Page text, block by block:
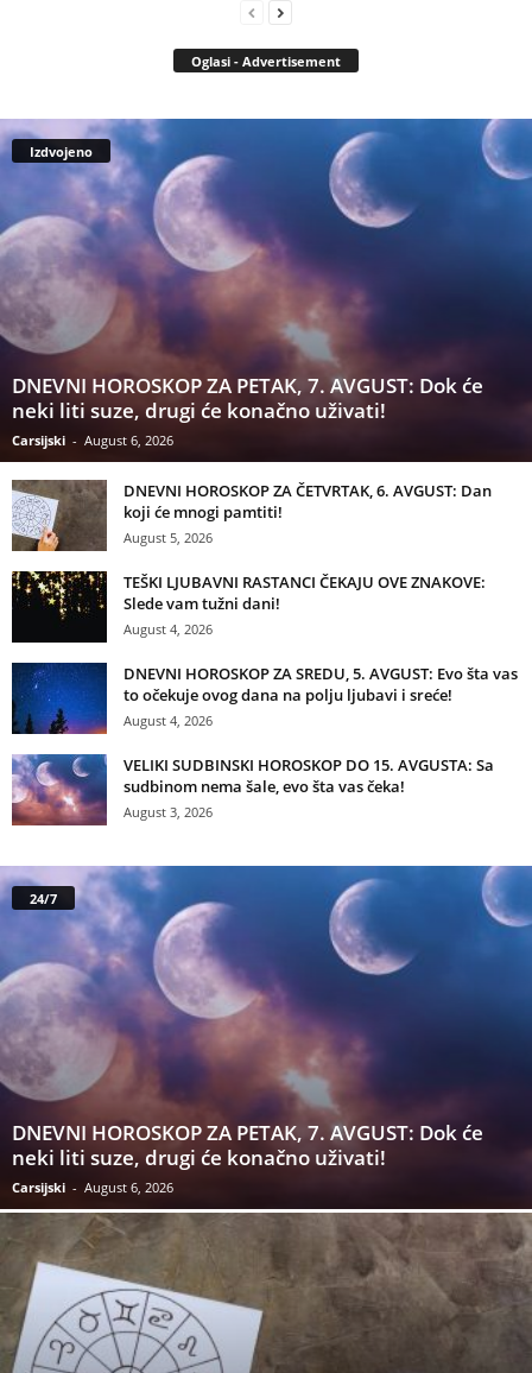
Oglasi - Advertisement
Izdvojeno
DNEVNI HOROSKOP ZA PETAK, 7. AVGUST: Dok će
neki liti suze, drugi će konačno uživati!
Carsijski - August 6, 2026
DNEVNI HOROSKOP ZA ČETVRTAK, 6. AVGUST: Dan
koji će mnogi pamtiti!
August 5, 2026
TEŠKI LJUBAVNI RASTANCI ČEKAJU OVE ZNAKOVE:
Slede vam tužni dani!
August 4, 2026
DNEVNI HOROSKOP ZA SREDU, 5. AVGUST: Evo šta vas
to očekuje ovog dana na polju ljubavi i sreće!
August 4, 2026
VELIKI SUDBINSKI HOROSKOP DO 15. AVGUSTA: Sa
sudbinom nema šale, evo šta vas čeka!
August 3, 2026
24/7
DNEVNI HOROSKOP ZA PETAK, 7. AVGUST: Dok će
neki liti suze, drugi će konačno uživati!
Carsijski - August 6, 2026